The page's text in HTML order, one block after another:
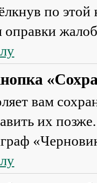
по этой
оправки
вам
их